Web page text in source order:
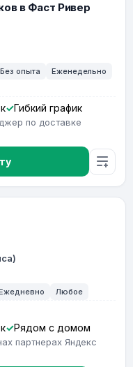
в Фаст Ривер
Без опыта
Еженедельно
Гибкий график
по доставке
Любое
Рядом с домом
партнерах Яндекс